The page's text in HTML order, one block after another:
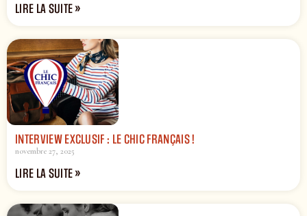
LIRE LA SUITE »
INTERVIEW EXCLUSIF : LE CHIC FRANÇAIS !
novembre 27, 2025
LIRE LA SUITE »